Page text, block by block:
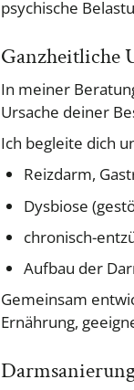
psychische
Ganzheitliche
In meiner
Ursache deiner
Ich begleite dich
Reizdarm,
Dysbiose
chronisch-
Aufbau der
Gemeinsam
Ernährung,